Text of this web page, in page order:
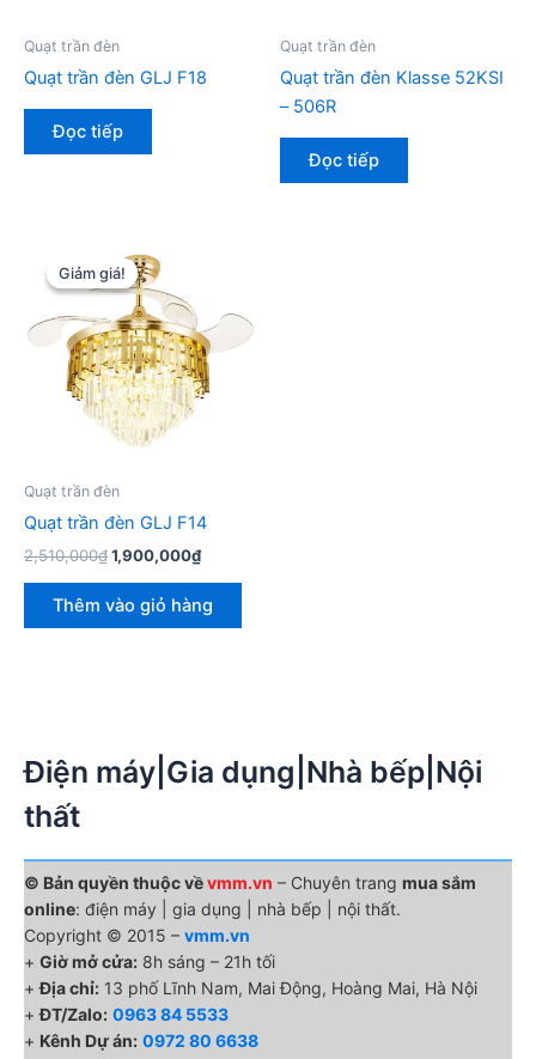
Quạt trần đèn
Quạt trần đèn GLJ F18
Đọc tiếp
Quạt trần đèn
Quạt trần đèn Klasse 52KSI
– 506R
Đọc tiếp
Giảm giá!
Giảm giá!
Quạt trần đèn
Quạt trần đèn GLJ F14
2,510,000₫Giá
là:
2,510,000₫.
1,900,000₫Giá
là:
Thêm vào giỏ hàng
Điện máy|Gia dụng|Nhà bếp|Nội
thất
© Bản quyền thuộc vềvmm.vn – Chuyên trang mua sắm
online: điện máy | gia dụng | nhà bếp | nội thất.
Copyright © 2015 – vmm.vn
+ Giờ mở cửa: 8h sáng – 21h tối
+Địa chỉ: 13 phố Lĩnh Nam, Mai Động, Hoàng Mai, Hà Nội
+ĐT/Zalo: 0963 84 5533
+ Kênh Dự án: 0972 80 6638